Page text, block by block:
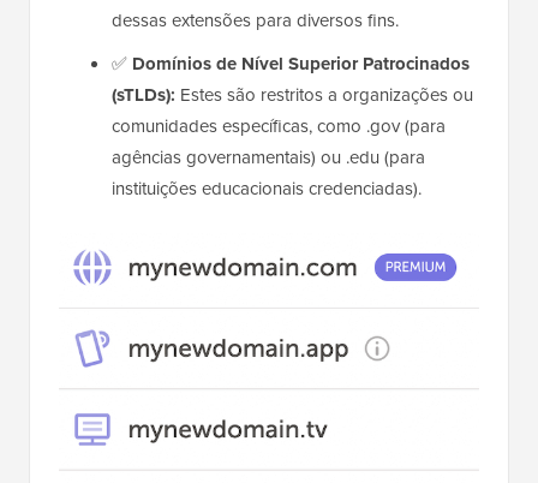
dessas extensões para diversos fins.
✅ Domínios de Nível Superior Patrocinados
(sTLDs): Estes são restritos a organizações ou
comunidades específicas, como .gov (para
agências governamentais) ou .edu (para
instituições educacionais credenciadas).